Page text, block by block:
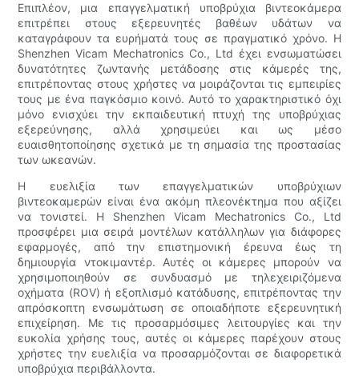
Επιπλέον, μια επαγγελματική υποβρύχια βιντεοκάμερα
επιτρέπει στους εξερευνητές βαθέων υδάτων να
καταγράφουν τα ευρήματά τους σε πραγματικό χρόνο. Η
Shenzhen Vicam Mechatronics Co., Ltd έχει ενσωματώσει
δυνατότητες ζωντανής μετάδοσης στις κάμερές της,
επιτρέποντας στους χρήστες να μοιράζονται τις εμπειρίες
τους με ένα παγκόσμιο κοινό. Αυτό το χαρακτηριστικό όχι
μόνο ενισχύει την εκπαιδευτική πτυχή της υποβρύχιας
εξερεύνησης, αλλά χρησιμεύει και ως μέσο
ευαισθητοποίησης σχετικά με τη σημασία της προστασίας
των ωκεανών.
Η ευελιξία των επαγγελματικών υποβρύχιων
βιντεοκαμερών είναι ένα ακόμη πλεονέκτημα που αξίζει
να τονιστεί. Η Shenzhen Vicam Mechatronics Co., Ltd
προσφέρει μια σειρά μοντέλων κατάλληλων για διάφορες
εφαρμογές, από την επιστημονική έρευνα έως τη
δημιουργία ντοκιμαντέρ. Αυτές οι κάμερες μπορούν να
χρησιμοποιηθούν σε συνδυασμό με τηλεχειριζόμενα
οχήματα (ROV) ή εξοπλισμό κατάδυσης, επιτρέποντας την
απρόσκοπτη ενσωμάτωση σε οποιαδήποτε εξερευνητική
επιχείρηση. Με τις προσαρμόσιμες λειτουργίες και την
ευκολία χρήσης τους, αυτές οι κάμερες παρέχουν στους
χρήστες την ευελιξία να προσαρμόζονται σε διαφορετικά
υποβρύχια περιβάλλοντα.